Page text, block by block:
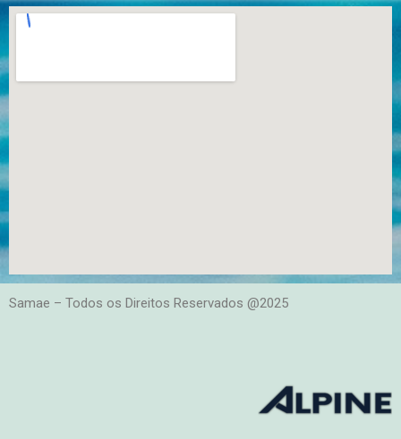
Samae – Todos os Direitos Reservados @2025